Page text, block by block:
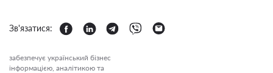
Зв'язатися:
забезпечує український бізнес
інформацією, аналітикою та